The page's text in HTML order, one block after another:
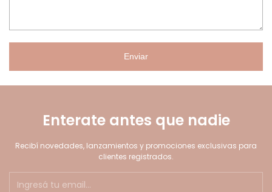
Enviar
Enterate antes que nadie
Recibí novedades, lanzamientos y promociones exclusivas para
clientes registrados.